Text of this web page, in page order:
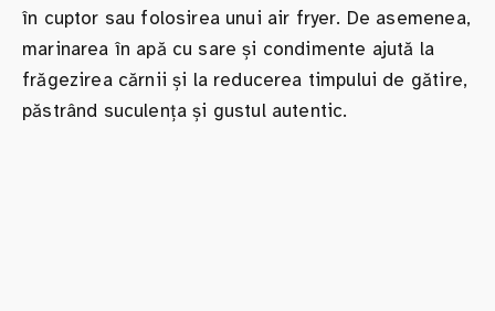
în cuptor sau folosirea unui air fryer. De asemenea,
marinarea în apă cu sare și condimente ajută la
frăgezirea cărnii și la reducerea timpului de gătire,
păstrând suculența și gustul autentic.